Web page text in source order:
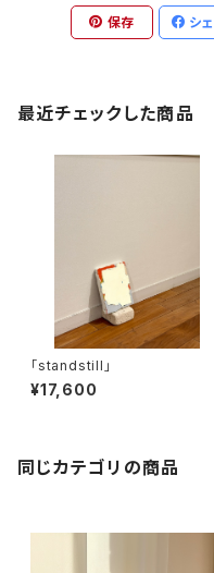
保存 シ
最近チェックした商品
「standstill」
¥17,600
同じカテゴリの商品